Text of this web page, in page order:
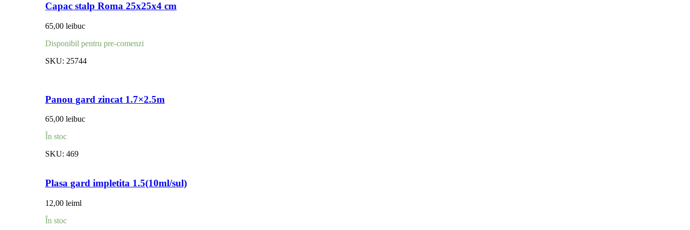
Capac stalp Roma 25x25x4 cm
65,00 leibuc
Disponibil pentru pre-comenzi
SKU: 25744
Panou gard zincat 1.7×2.5m
65,00 leibuc
În stoc
SKU: 469
Plasa gard impletita 1.5(10ml/sul)
12,00 leiml
În stoc